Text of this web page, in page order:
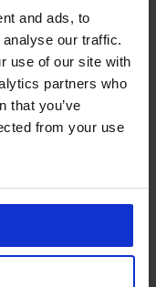
and ads, to
our traffic.
use of our site with
partners who
that you’ve
from your use